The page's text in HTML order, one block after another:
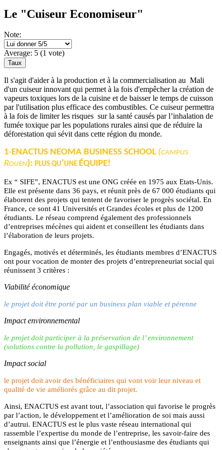
Le "Cuiseur Economiseur"
Note:
Average: 5 (1 vote)
Il s'agit d'aider à la production et à la commercialisation au Mali
d'un cuiseur innovant qui permet à la fois d'empêcher la création de
vapeurs toxiques lors de la cuisine et de baisser le temps de cuisson
par l'utilisation plus efficace des combustibles. Ce cuiseur permettra
à la fois de limiter les risques sur la santé causés par l’inhalation de
fumée toxique par les populations rurales ainsi que de réduire la
déforestation qui sévit dans cette région du monde.
1-ENACTUS NEOMA BUSINESS SCHOOL (CAMPUS
ROUEN): PLUS QU’UNE ÉQUIPE!
Ex “ SIFE”, ENACTUS est une ONG créée en 1975 aux Etats-Unis.
Elle est présente dans 36 pays, et réunit près de 67 000 étudiants qui
élaborent des projets qui tentent de favoriser le progrès sociétal. En
France, ce sont 41 Universités et Grandes écoles et plus de 1200
étudiants. Le réseau comprend également des professionnels
d’entreprises mécènes qui aident et conseillent les étudiants dans
l’élaboration de leurs projets.
Engagés, motivés et déterminés, les étudiants membres d’ENACTUS
ont pour vocation de monter des projets d’entrepreneuriat social qui
réunissent 3 critères :
Viabilité économique
le projet doit être porté par un business plan viable et pérenne
Impact environnemental
le projet doit participer à la préservation de l’ environnement
(solutions contre la pollution, le gaspillage)
Impact social
le projet doit avoir des bénéficiaires qui vont voir leur niveau et
qualité de vie améliorés grâce au dit projet.
Ainsi, ENACTUS est avant tout, l’association qui favorise le progrès
par l’action, le développement et l’amélioration de soi mais aussi
d’autrui. ENACTUS est le plus vaste réseau international qui
rassemble l’expertise du monde de l’entreprise, les savoir-faire des
enseignants ainsi que l’énergie et l’enthousiasme des étudiants qui